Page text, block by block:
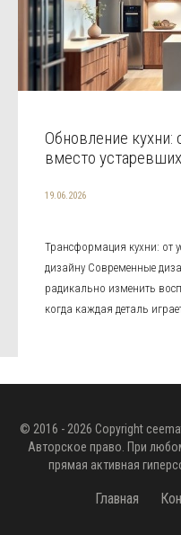
Обновление
вместо
19.06.2026
Трансформация кухни: от
дизайну Современные
радикально изменить
когда каждая деталь
© 2016 - 2026 Copyright
Авторское право. При
прямая активная
Главная